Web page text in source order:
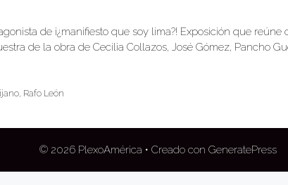
de ¡¿manifiesto que soy lima?! Exposición que
de la obra de Cecilia Collazos, José Gómez, Pancho
Rafo León
© 2026 PlexoAmérica • Creado con GeneratePress